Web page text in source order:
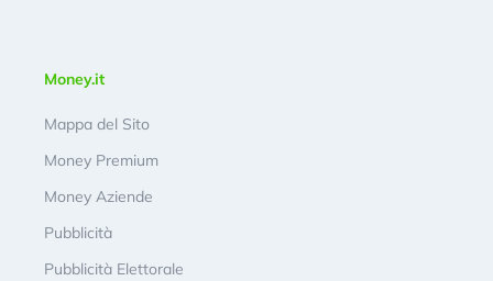
Money.it
Mappa del Sito
Money Premium
Money Aziende
Pubblicità
Pubblicità Elettorale